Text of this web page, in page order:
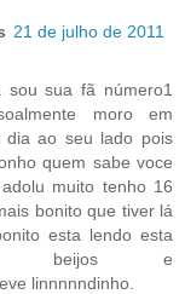
21 de julho de 2011
sou sua fã número1
moro em
dia ao seu lado pois
quem sabe voce
muito tenho 16
bonito que tiver lá
esta lendo esta
beijos e
linnnnndinho.